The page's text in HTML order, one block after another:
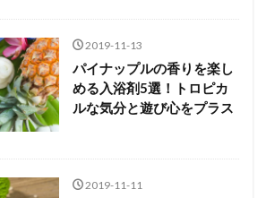
2019-11-13
パイナップルの香りを楽し
める入浴剤5選！トロピカ
ルな気分と遊び心をプラス
2019-11-11